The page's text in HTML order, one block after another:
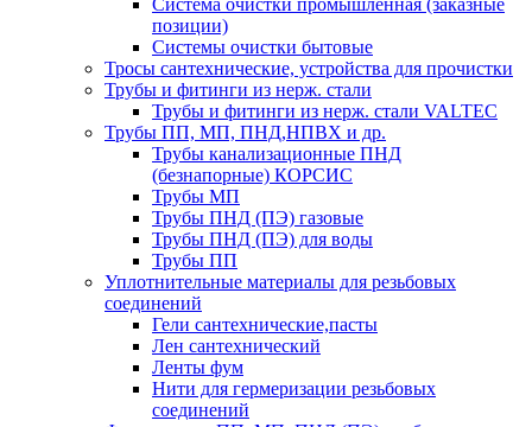
Система очистки промышленная (заказные
позиции)
Системы очистки бытовые
Тросы сантехнические, устройства для прочистки
Трубы и фитинги из нерж. стали
Трубы и фитинги из нерж. стали VALTEC
Трубы ПП, МП, ПНД,НПВХ и др.
Трубы канализационные ПНД
(безнапорные) КОРСИС
Трубы МП
Трубы ПНД (ПЭ) газовые
Трубы ПНД (ПЭ) для воды
Трубы ПП
Уплотнительные материалы для резьбовых
соединений
Гели сантехнические,пасты
Лен сантехнический
Ленты фум
Нити для гермеризации резьбовых
соединений